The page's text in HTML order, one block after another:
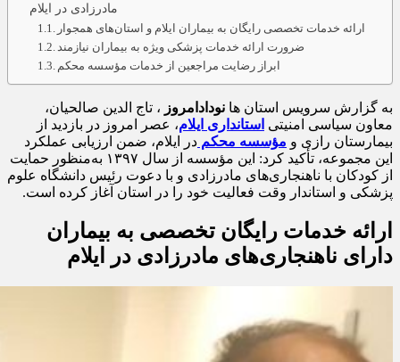
مادرزادی در ایلام
ارائه خدمات تخصصی رایگان به بیماران ایلام و استان‌های همجوار
ضرورت ارائه خدمات پزشکی ویژه به بیماران نیازمند
ابراز رضایت مراجعین از خدمات مؤسسه محکم
به گزارش سرویس استان ها نودادامروز ، تاج الدین صالحیان،
معاون سیاسی امنیتی استانداری ایلام، عصر امروز در بازدید از
بیمارستان رازی و مؤسسه محکم در ایلام، ضمن ارزیابی عملکرد
این مجموعه، تأکید کرد: این مؤسسه از سال ۱۳۹۷ به‌منظور حمایت
از کودکان با ناهنجاری‌های مادرزادی و با دعوت رئیس دانشگاه علوم
پزشکی و استاندار وقت فعالیت خود را در استان آغاز کرده است.
ارائه خدمات رایگان تخصصی به بیماران
دارای ناهنجاری‌های مادرزادی در ایلام